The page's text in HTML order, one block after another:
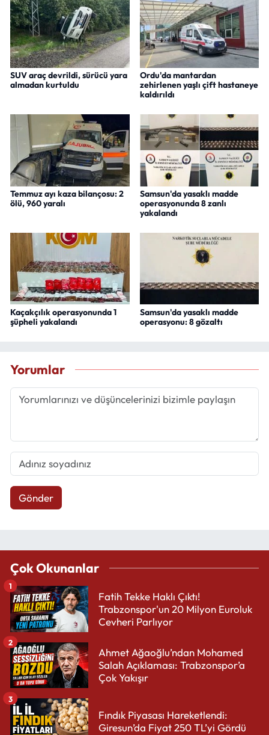
SUV araç devrildi, sürücü yara
almadan kurtuldu
Ordu'da mantardan
zehirlenen yaşlı çift hastaneye
kaldırıldı
Temmuz ayı kaza bilançosu: 2
ölü, 960 yaralı
Samsun'da yasaklı madde
operasyonunda 8 zanlı
yakalandı
Kaçakçılık operasyonunda 1
şüpheli yakalandı
Samsun'da yasaklı madde
operasyonu: 8 gözaltı
Yorumlar
Gönder
Çok Okunanlar
Fatih Tekke Haklı Çıktı!
Trabzonspor'un 20 Milyon Euroluk
Cevheri Parlıyor
1
Ahmet Ağaoğlu’ndan Mohamed
Salah Açıklaması: Trabzonspor’a
Çok Yakışır
2
Fındık Piyasası Hareketlendi:
Giresun’da Fiyat 250 TL’yi Gördü
3